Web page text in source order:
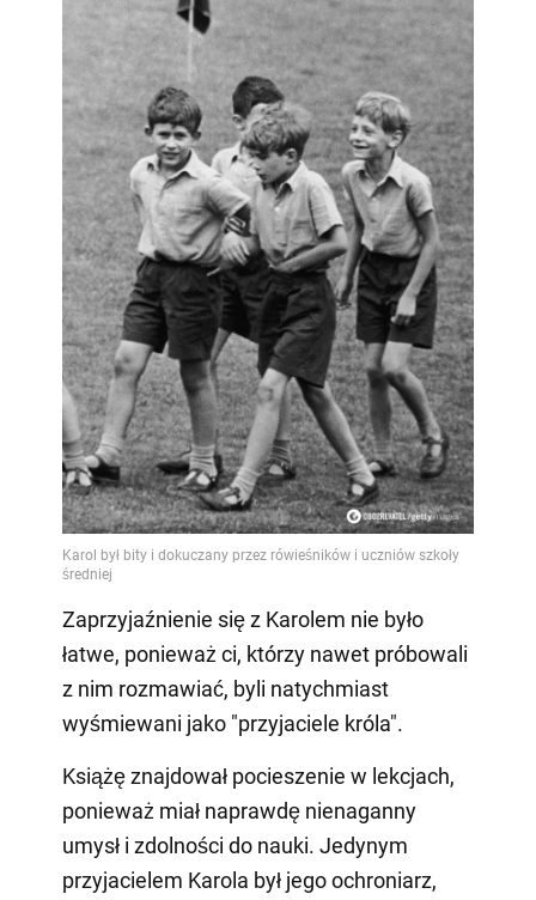
Zaprzyjaźnienie się z Karolem nie było
łatwe, ponieważ ci, którzy nawet próbowali
z nim rozmawiać, byli natychmiast
wyśmiewani jako "przyjaciele króla".
Książę znajdował pocieszenie w lekcjach,
ponieważ miał naprawdę nienaganny
umysł i zdolności do nauki. Jedynym
przyjacielem Karola był jego ochroniarz,